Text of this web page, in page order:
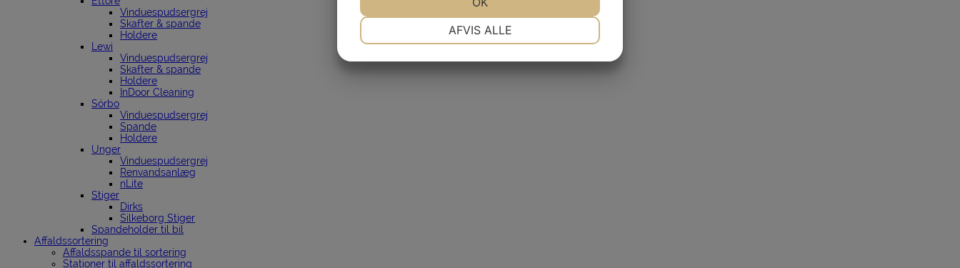
Vinduespudsergrej
Skafter & spande
Holdere
Lewi
Vinduespudsergrej
Skafter & spande
Holdere
InDoor Cleaning
Sörbo
Vinduespudsergrej
Spande
Holdere
Unger
Vinduespudsergrej
Renvandsanlæg
nLite
Stiger
Dirks
Silkeborg Stiger
Spandeholder til bil
Affaldssortering
Affaldsspande til sortering
Stationer til affaldssortering
AFVIS ALLE